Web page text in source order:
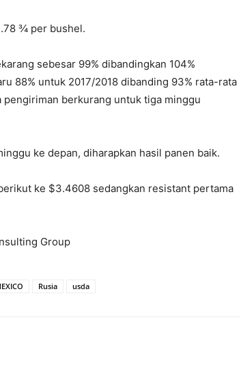
¾ per bushel.
sebesar 99% dibandingkan 104%
88% untuk 2017/2018 dibanding 93% rata-rata
berkurang untuk tiga minggu
ke depan, diharapkan hasil panen baik.
ke $3.4608 sedangkan resistant pertama
Group
Rusia usda